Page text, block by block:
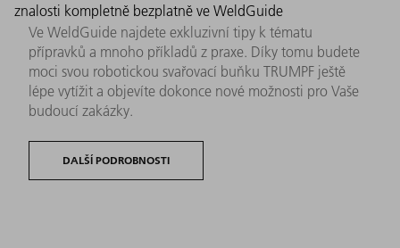
znalosti kompletně bezplatně ve WeldGuide
Ve WeldGuide najdete exkluzivní tipy k tématu
přípravků a mnoho příkladů z praxe. Díky tomu budete
moci svou robotickou svařovací buňku TRUMPF ještě
lépe vytížit a objevíte dokonce nové možnosti pro Vaše
budoucí zakázky.
DALŠÍ PODROBNOSTI